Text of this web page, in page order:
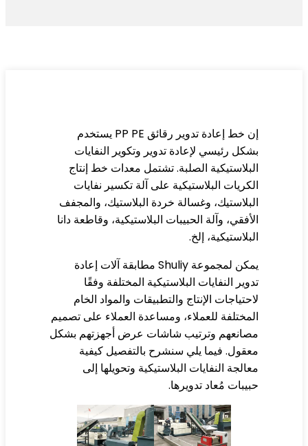
إن خط إعادة تدوير رقائق PP PE يستخدم
رئيسي لإعادة تدوير وتكوير النفايات
الصلبة. تشتمل معدات خط إنتاج
البلاستيكية على آلة تكسير نفايات
وغسالة خردة البلاستيك، والمجفف
وآلة الحبيبات البلاستيكية، وقاطعة دانا
إلخ.
يمكن لمجموعة Shuliy مطابقة آلات إعادة
النفايات البلاستيكية المختلفة وفقًا
الإنتاج والتطبيقات والمواد الخام
للعملاء، ومساعدة العملاء على تصميم
وترتيب شاشات عرض أجهزتهم بشكل
فيما يلي سنشرح بالتفصيل كيفية
النفايات البلاستيكية وتحويلها إلى
مُعاد تدويرها.